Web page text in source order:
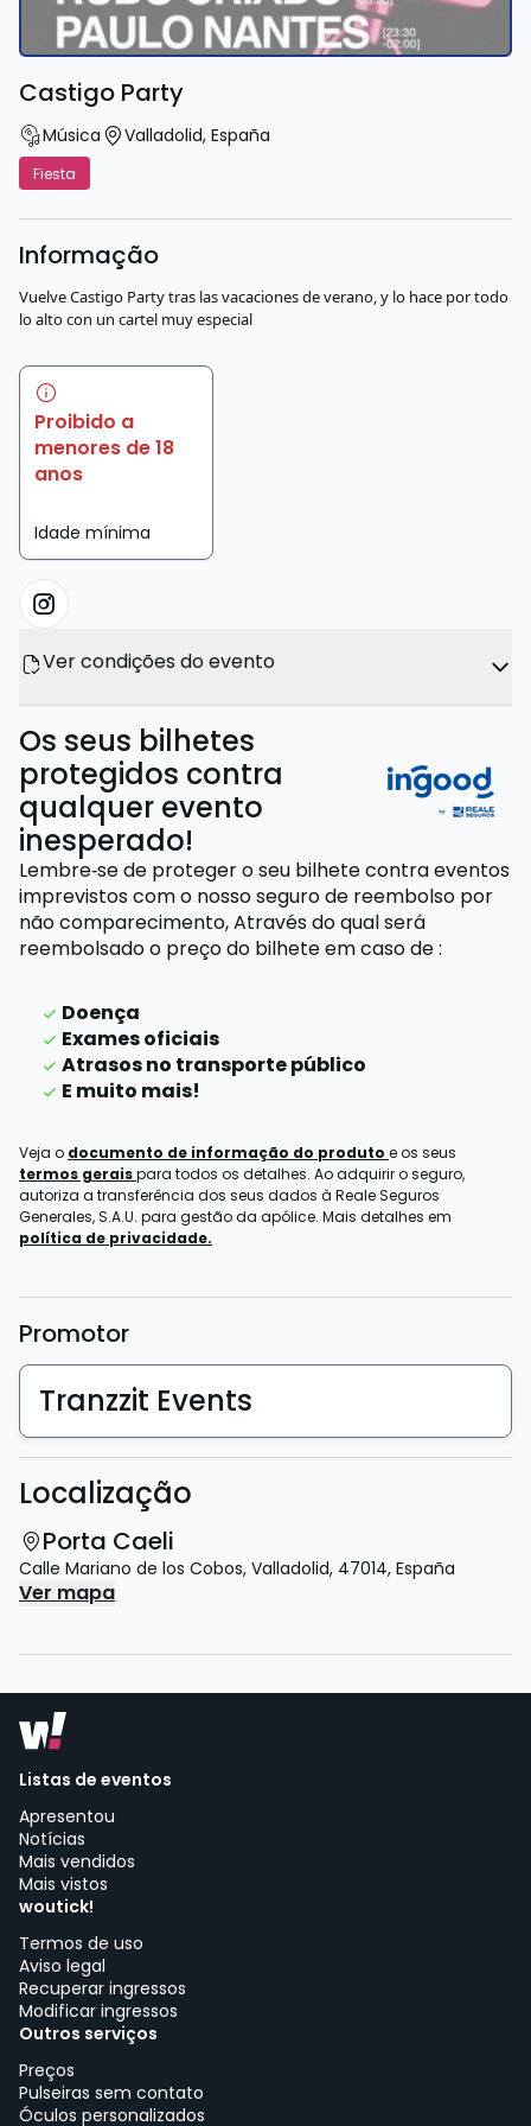
Castigo Party
Música Valladolid, España
Fiesta
Informação
Vuelve Castigo Party tras las vacaciones de verano, y lo hace por todo
lo alto con un cartel muy especial
Proibido a
menores de 18
anos
Idade mínima
Ver condições do evento
Os seus bilhetes
protegidos contra
qualquer evento
inesperado!
Lembre‑se de proteger o seu bilhete contra eventos
imprevistos com o nosso seguro de reembolso por
não comparecimento,Através do qual será
reembolsado o preço do bilheteem caso de:
Doença
Exames oficiais
Atrasos no transporte público
E muito mais!
Veja o documento de informação do produto e os seus
termos geraispara todos os detalhes. Ao adquirir o seguro,
autoriza a transferência dos seus dados à Reale Seguros
Generales, S.A.U. para gestão da apólice. Mais detalhes em
política de privacidade.
Promotor
Tranzzit Events
Localização
Porta Caeli
Calle Mariano de los Cobos, Valladolid, 47014, España
Ver mapa
Listas de eventos
Apresentou
Notícias
Mais vendidos
Mais vistos
woutick!
Termos de uso
Aviso legal
Recuperar ingressos
Modificar ingressos
Outros serviços
Preços
Pulseiras sem contato
Óculos personalizados